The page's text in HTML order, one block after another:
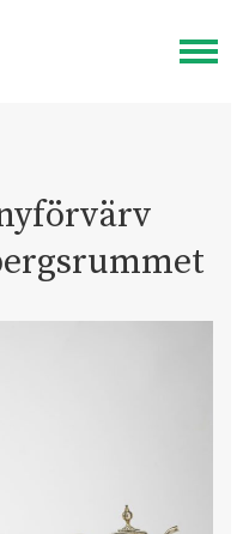
Visa
meny